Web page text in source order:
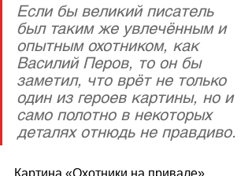
Если бы великий писатель
был таким же увлечённым и
опытным охотником, как
Василий Перов, то он бы
заметил, что врёт не только
один из героев картины, но и
само полотно в некоторых
деталях отнюдь не правдиво.
Картина «Охотники на привале»